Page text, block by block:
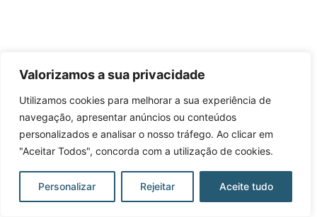
Valorizamos a sua privacidade
Utilizamos cookies para melhorar a sua experiência de
navegação, apresentar anúncios ou conteúdos
personalizados e analisar o nosso tráfego. Ao clicar em
"Aceitar Todos", concorda com a utilização de cookies.
Personalizar Rejeitar Aceite tudo